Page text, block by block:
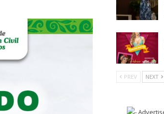
PREV NEXT